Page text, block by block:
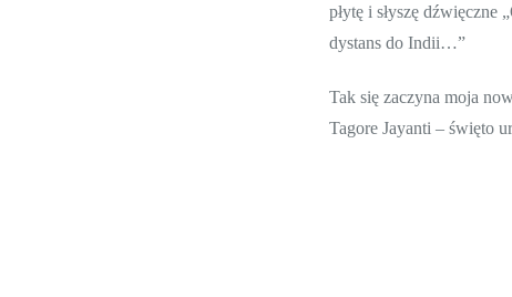
płytę i słyszę
dystans do Indii…”
Tak się zaczyna moja
Tagore Jayanti – święto